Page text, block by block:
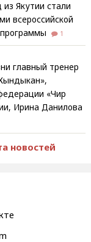
Якутии стали
всероссийской
1
главный тренер
«Чир
Ирина Данилова
новостей